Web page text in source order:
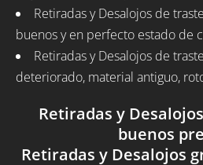
Retiradas y Desalojos de
buenos y en perfecto estado de
Retiradas y Desalojos de
deteriorado, material antiguo,
Retiradas y
buenos
Retiradas y Desalojos